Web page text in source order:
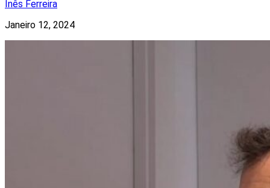
Inês Ferreira
Janeiro 12, 2024